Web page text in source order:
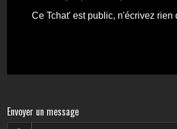
Envoyer un message